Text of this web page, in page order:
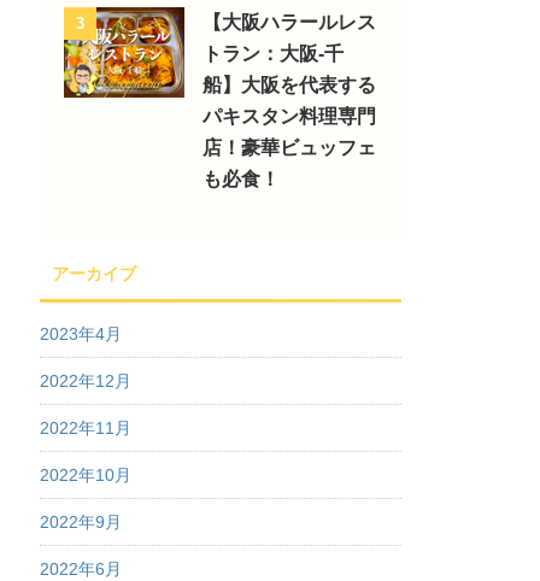
3
【大阪ハラールレス
トラン：大阪-千
船】大阪を代表する
パキスタン料理専門
店！豪華ビュッフェ
も必食！
アーカイブ
2023年4月
2022年12月
2022年11月
2022年10月
2022年9月
2022年6月